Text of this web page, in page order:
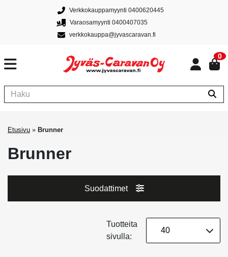
Verkkokauppamyynti 0400620445
Varaosamyynti 0400407035
verkkokauppa@jyvascaravan.fi
0
Etusivu » Brunner
Brunner
Suodattimet
Tuotteita
sivulla: